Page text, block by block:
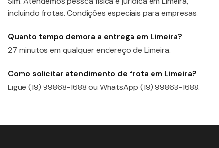
incluindo frotas. Condições especiais para empresas.
Quanto tempo demora a entrega em Limeira?
27 minutos em qualquer endereço de Limeira.
Como solicitar atendimento de frota em Limeira?
Ligue (19) 99868-1688 ou WhatsApp (19) 99868-1688.